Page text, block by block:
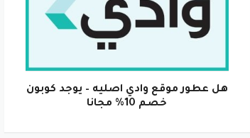
هل عطور موقع وادي اصليه – يوجد كوبون
خصم 10% مجانا